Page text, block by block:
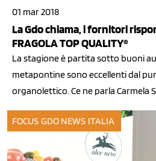
01 mar 2018
La Gdo chiama, i fornitori
FRAGOLA TOP QUALITY®
La stagione è partita sotto buoni
metapontine sono eccellenti dal
organolettico. Ce ne parla Carmela
FOCUS GDO NEWS ITALIA